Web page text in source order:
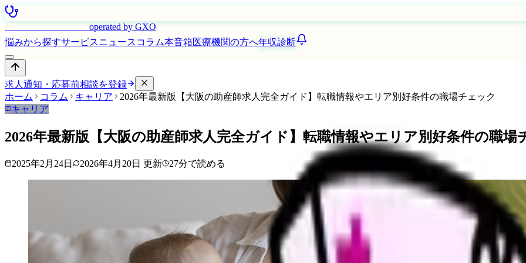
operated by GXO
悩みから探すサービスニュース コラム本音箱医療機関の方へ年収診断
求人通知・応募前相談を登録
ホーム
コラム キャリア
2026年最新版【大阪の助産師求人完全ガイド】転職情報やエリア別好条件の職場チェック
キャリア
2026年最新版【大阪の助産師求人完全ガイド】転職情報やエリア別好条件の職場
2025年2月24日 2026年4月20日 更新 27分で読める